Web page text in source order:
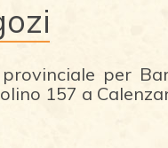
per
157 a